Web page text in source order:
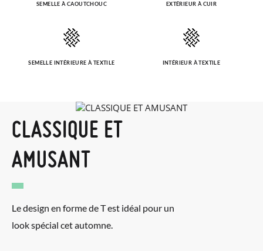
SEMELLE À CAOUTCHOUC EXTÉRIEUR À CUIR
SEMELLE INTÉRIEURE À TEXTILE INTÉRIEUR À TEXTILE
CLASSIQUE ET
AMUSANT
Le design en forme de T est idéal pour un
look spécial cet automne.